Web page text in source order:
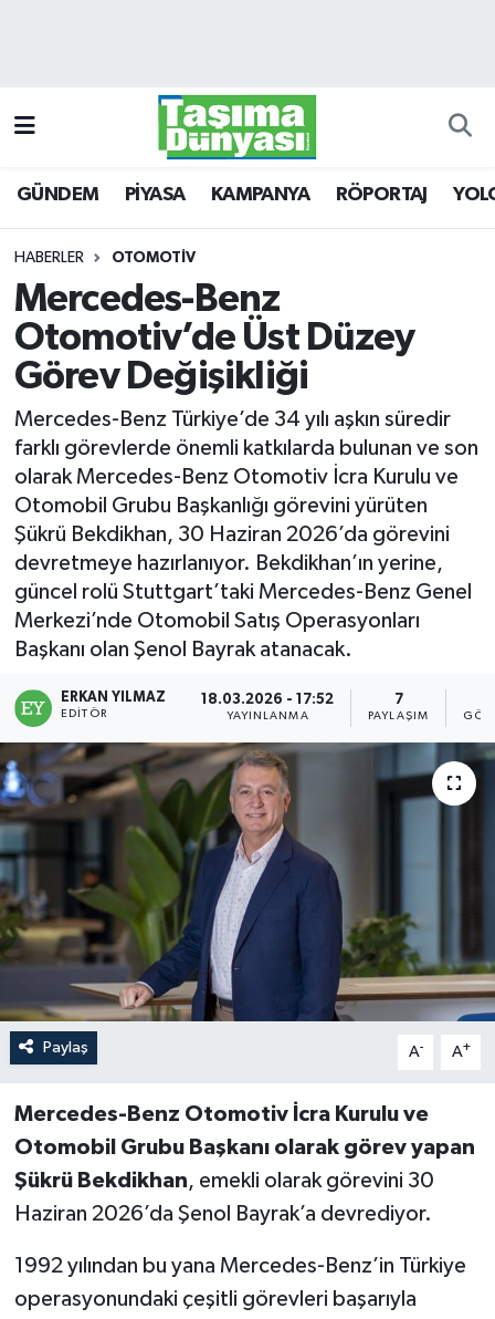
GÜNDEM PİYASA KAMPANYA RÖPORTAJ
HABERLER OTOMOTİV
Mercedes-Benz
Otomotiv’de Üst Düzey
Görev Değişikliği
Mercedes-Benz Türkiye’de 34 yılı aşkın süredir
farklı görevlerde önemli katkılarda bulunan ve son
olarak Mercedes-Benz Otomotiv İcra Kurulu ve
Otomobil Grubu Başkanlığı görevini yürüten
Şükrü Bekdikhan, 30 Haziran 2026’da görevini
devretmeye hazırlanıyor. Bekdikhan’ın yerine,
güncel rolü Stuttgart’taki Mercedes-Benz Genel
Merkezi’nde Otomobil Satış Operasyonları
Başkanı olan Şenol Bayrak atanacak.
ERKAN YILMAZ
EDITÖR
18.03.2026 - 17:52
YAYINLANMA
7
PAYLAŞIM
Paylaş A- A+
Mercedes-Benz Otomotiv İcra Kurulu ve
Otomobil Grubu Başkanı olarak görev yapan
Şükrü Bekdikhan, emekli olarak görevini 30
Haziran 2026’da Şenol Bayrak’a devrediyor.
1992 yılından bu yana Mercedes-Benz’in Türkiye
operasyonundaki çeşitli görevleri başarıyla
KAMPANYA
RÖPORTAJ
YOLCU TAŞIMA
LOJİSTİK
E-GAZETE
TAŞITLAR
Trafik Durumu
Süper Lig Puan Durumu ve Fikstür
Tüm Manşetler
Son Dakika Haberleri
Haber Arşivi